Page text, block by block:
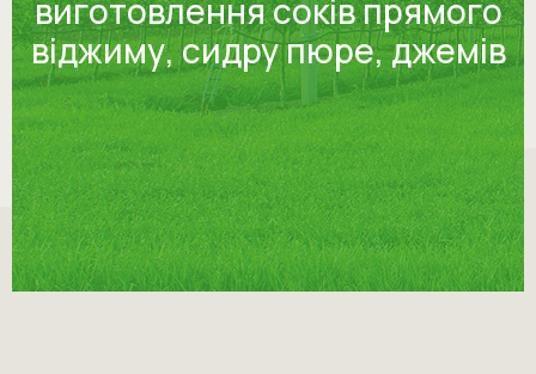
виготовлення соків прямого
віджиму, сидру пюре, джемів